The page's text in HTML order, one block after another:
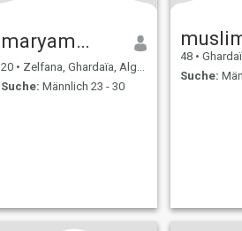
maryam🫶🏻🥹❤️
20 • Zelfana, Ghardaïa, Algerien
Suche: Männlich 23 - 30
48 • Ghardaïa,
Suche: